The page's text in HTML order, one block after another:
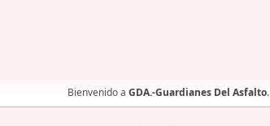
Bienvenido a GDA.-Guardianes Del Asfalto.